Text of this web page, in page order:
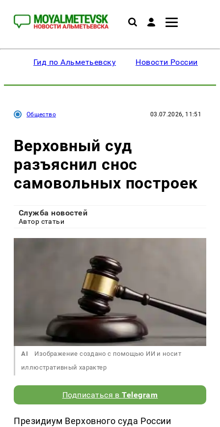
Гид по Альметьевску Новости России
Общество 03.07.2026, 11:51
Верховный суд
разъяснил снос
самовольных построек
Служба новостей
Автор статьи
AI
Изображение создано с помощью ИИ и носит
иллюстративный характер
Подписаться вTelegram
Президиум Верховного суда России